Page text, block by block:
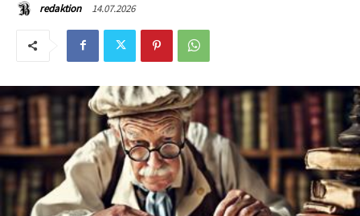
redaktion 14.07.2026